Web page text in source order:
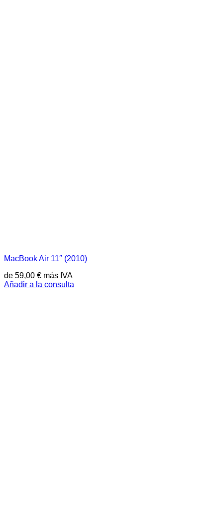
MacBook Air 11″ (2010)
de 59,00 € más IVA
Añadir a la consulta